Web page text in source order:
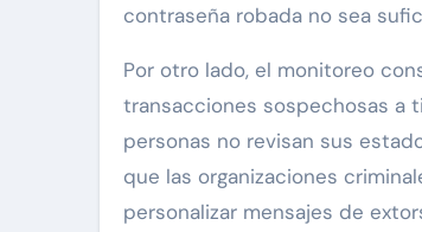
contraseña robada no sea
Por otro lado, el monitoreo
transacciones sospechosas a
personas no revisan sus
que las organizaciones
personalizar mensajes de